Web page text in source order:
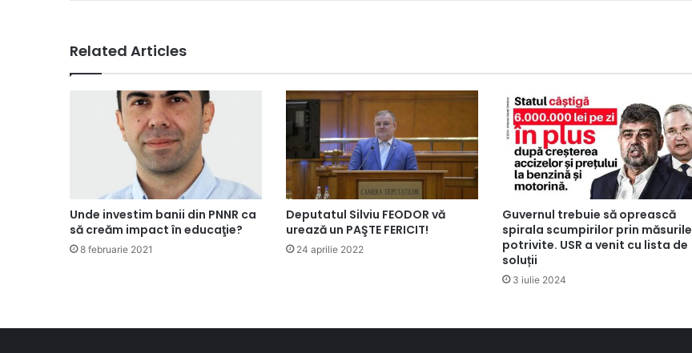
Related Articles
Unde investim banii din PNNR ca
să creăm impact în educaţie?
8 februarie 2021
Deputatul Silviu FEODOR vă
urează un PAŞTE FERICIT!
24 aprilie 2022
Guvernul trebuie să oprească
spirala scumpirilor prin măsurile
potrivite. USR a venit cu lista de
soluții
3 iulie 2024